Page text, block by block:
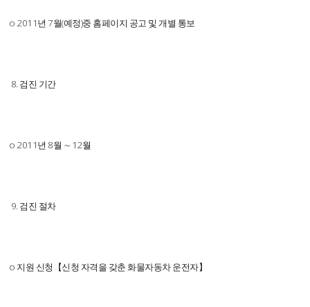
o 2011년 7월(예정)중 홈페이지 공고 및 개별 통보
8. 검진 기간
o 2011년 8월 ∼ 12월
9. 검진 절차
o 지원 신청【신청 자격을 갖춘 화물자동차 운전자】